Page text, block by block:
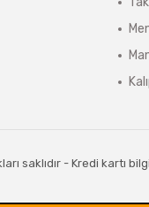
saklıdır - Kredi kartı